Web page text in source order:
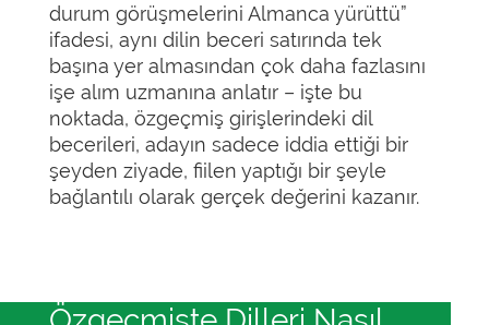
durum görüşmelerini Almanca yürüttü”
ifadesi, aynı dilin beceri satırında tek
başına yer almasından çok daha fazlasını
işe alım uzmanına anlatır – işte bu
noktada, özgeçmiş girişlerindeki dil
becerileri, adayın sadece iddia ettiği bir
şeyden ziyade, fiilen yaptığı bir şeyle
bağlantılı olarak gerçek değerini kazanır.